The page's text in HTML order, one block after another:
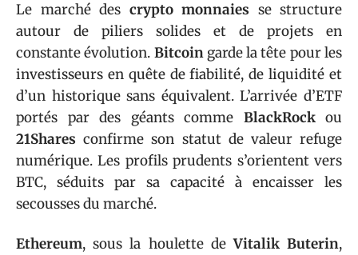
Le marché des crypto monnaies se structure
autour de piliers solides et de projets en
constante évolution. Bitcoingarde la tête pour les
investisseurs en quête de fiabilité, de liquidité et
d’un historique sans équivalent. L’arrivée d’ETF
portés par des géants comme BlackRockou
21Shares confirme son statut de valeur refuge
numérique. Les profils prudents s’orientent vers
BTC, séduits par sa capacité à encaisser les
secousses du marché.
Ethereum, sous la houlette deVitalik Buterin,